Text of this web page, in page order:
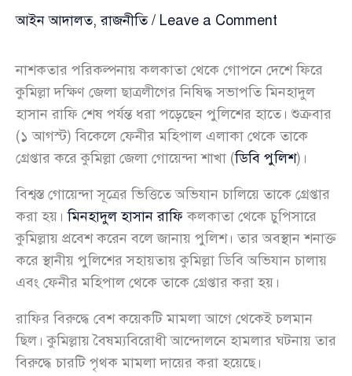
আইন আদালত,রাজনীতি/ Leave a Comment
নাশকতার পরিকল্পনায় কলকাতা থেকে গোপনে দেশে ফিরে
কুমিল্লা দক্ষিণ জেলা ছাত্রলীগের নিষিদ্ধ সভাপতি মিনহাদুল
হাসান রাফি শেষ পর্যন্ত ধরা পড়েছেন পুলিশের হাতে। শুক্রবার
(১ আগস্ট) বিকেলে ফেনীর মহিপাল এলাকা থেকে তাকে
গ্রেপ্তার করে কুমিল্লা জেলা গোয়েন্দা শাখা (ডিবি পুলিশ)।
বিশ্বস্ত গোয়েন্দা সূত্রের ভিত্তিতে অভিযান চালিয়ে তাকে গ্রেপ্তার
করা হয়।মিনহাদুল হাসান রাফিকলকাতা থেকে চুপিসারে
কুমিল্লায় প্রবেশ করেন বলে জানায় পুলিশ। তার অবস্থান শনাক্ত
করে স্থানীয় পুলিশের সহায়তায় কুমিল্লা ডিবি অভিযান চালায়
এবং ফেনীর মহিপাল থেকে তাকে গ্রেপ্তার করা হয়।
রাফির বিরুদ্ধে বেশ কয়েকটি মামলা আগে থেকেই চলমান
ছিল। কুমিল্লায় বৈষম্যবিরোধী আন্দোলনে হামলার ঘটনায় তার
বিরুদ্ধে চারটি পৃথক মামলা দায়ের করা হয়েছে।